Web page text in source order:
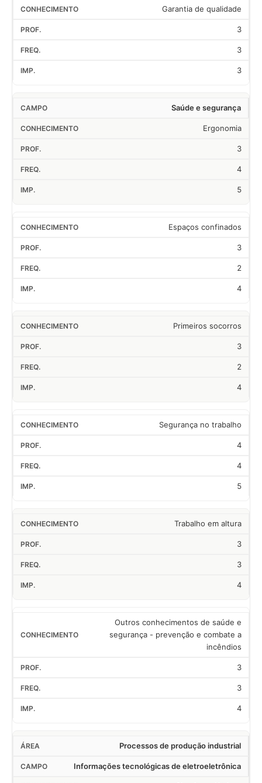
Garantia de qualidade
3
3
3
Saúde e segurança
Ergonomia
3
4
5
Espaços confinados
3
2
4
Primeiros socorros
3
2
4
Segurança no trabalho
4
4
5
Trabalho em altura
3
3
4
Outros conhecimentos de saúde e
segurança - prevenção e combate a
incêndios
3
3
4
Processos de produção industrial
Informações tecnológicas de eletroeletrônica